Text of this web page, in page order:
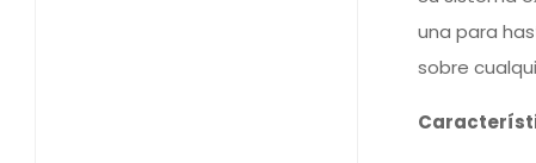
una para
sobre
15€
En Sillas Basanta